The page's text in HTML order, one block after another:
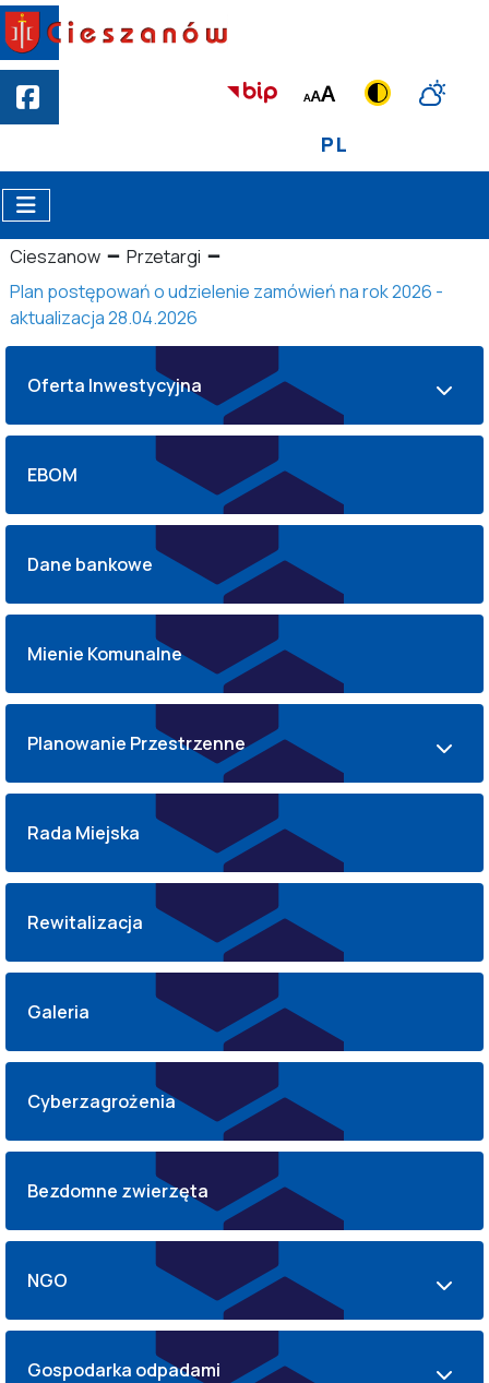
PL
Cieszanow
Przetargi
Plan postępowań o udzielenie zamówień na rok 2026 -
aktualizacja 28.04.2026
Oferta Inwestycyjna
EBOM
Dane bankowe
Mienie Komunalne
Planowanie Przestrzenne
Rada Miejska
Rewitalizacja
Galeria
Cyberzagrożenia
Bezdomne zwierzęta
NGO
Gospodarka odpadami